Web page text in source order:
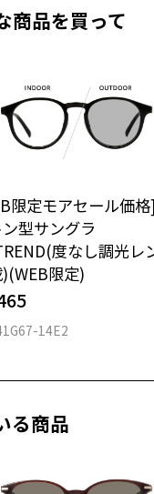
ブルー/パープル系
。
カラーは付きませ
のレンズ交換について
換させて頂
は初期の期間から
、定期的な視
をお選びのうえ、
求めください。
交換券」はお選び
て、
ただくと、実店舗で
ットレンズ）へ無
いください。
商品を買って
限定モアセール価
型サングラ
度なし調光レ
限定)
14E2
る商品